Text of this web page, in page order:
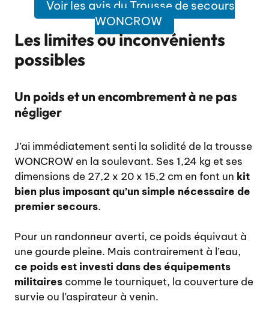
Voir les avis du Trousse de secours
WONCROW
Les limites ou inconvénients
possibles
Un poids et un encombrement à ne pas
négliger
J’ai immédiatement senti la solidité de la trousse
WONCROW en la soulevant. Ses 1,24 kg et ses
dimensions de 27,2 x 20 x 15,2 cm en font un kit
bien plus imposant qu’un simple nécessaire de
premier secours.
Pour un randonneur averti, ce poids équivaut à
une gourde pleine. Mais contrairement à l’eau,
ce poids est investi dans des équipements
militaires comme le tourniquet, la couverture de
survie ou l’aspirateur à venin.